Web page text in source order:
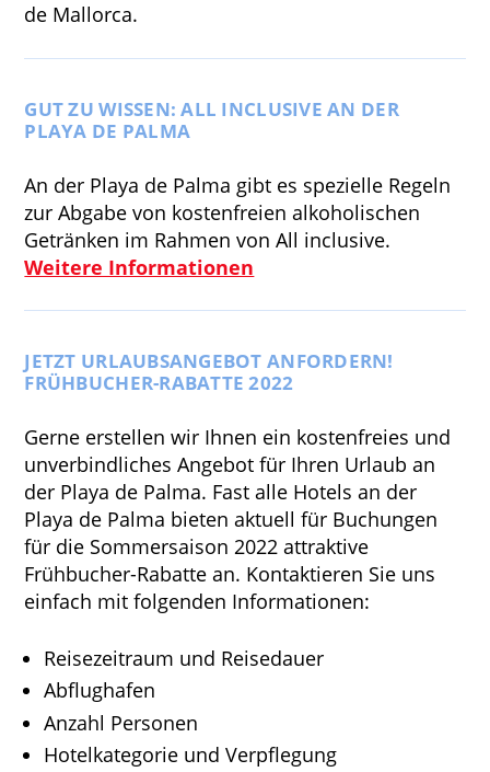
de Mallorca.
GUT ZU WISSEN: ALL INCLUSIVE AN DER
PLAYA DE PALMA
An der Playa de Palma gibt es spezielle Regeln
zur Abgabe von kostenfreien alkoholischen
Getränken im Rahmen von All inclusive.
Weitere Informationen
JETZT URLAUBSANGEBOT ANFORDERN!
FRÜHBUCHER-RABATTE 2022
Gerne erstellen wir Ihnen ein kostenfreies und
unverbindliches Angebot für Ihren Urlaub an
der Playa de Palma. Fast alle Hotels an der
Playa de Palma bieten aktuell für Buchungen
für die Sommersaison 2022 attraktive
Frühbucher-Rabatte an. Kontaktieren Sie uns
einfach mit folgenden Informationen:
Reisezeitraum und Reisedauer
Abflughafen
Anzahl Personen
Hotelkategorie und Verpflegung